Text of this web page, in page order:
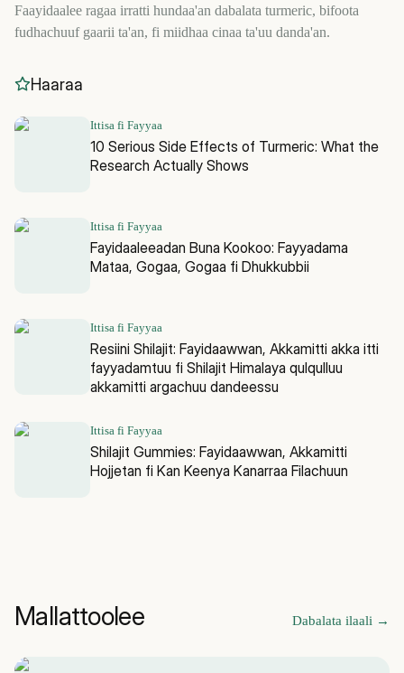
Faayidaalee ragaa irratti hundaa'an dabalata turmeric, bifoota
fudhachuuf gaarii ta'an, fi miidhaa cinaa ta'uu danda'an.
Haaraa
Ittisa fi Fayyaa
10 Serious Side Effects of Turmeric: What the
Research Actually Shows
Ittisa fi Fayyaa
Fayidaaleeadan Buna Kookoo: Fayyadama
Mataa, Gogaa, Gogaa fi Dhukkubbii
Ittisa fi Fayyaa
Resiini Shilajit: Fayidaawwan, Akkamitti akka itti
fayyadamtuu fi Shilajit Himalaya qulqulluu
akkamitti argachuu dandeessu
Ittisa fi Fayyaa
Shilajit Gummies: Fayidaawwan, Akkamitti
Hojjetan fi Kan Keenya Kanarraa Filachuun
Mallattoolee Dabalata ilaali →